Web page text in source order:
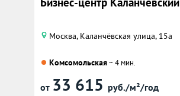
Москва, Каланчёвская улица, 15а
Комсомольская~ 4 мин.
от 33 615 руб./м²/год